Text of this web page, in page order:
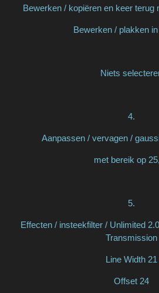
Bewerken / kopiëren en keer terug
Bewerken / plakken
Niets
4.
Aanpassen / vervagen /
met bereik op
5.
Effecten / insteekfilter / Unlimited
Transmission
Line Width 21
Offset 24